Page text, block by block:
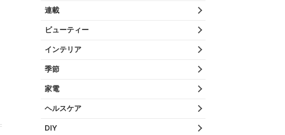
連載
ビューティー
インテリア
季節
家電
ヘルスケア
DIY